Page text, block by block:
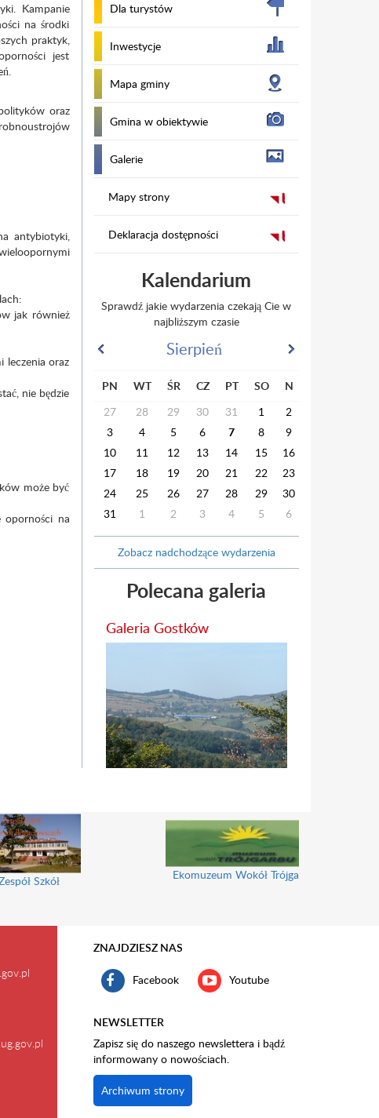
Kampanie
na środki
praktyk,
jest
oraz
antybiotyki,
jak również
oraz
nie będzie
może być
na
Dla turystów
Inwestycje
Mapa gminy
Gmina w obiektywie
Galerie
Mapy strony
Deklaracja dostępności
Kalendarium
Sprawdź jakie wydarzenia czekają Cie w
najbliższym czasie
Sierpień
PN WT ŚR CZ PT SO
N
27
28 29 30 31 1
2
3
4 5 6 7 8
9
10
11 12 13 14 15
16
17
18 19 20 21 22
23
24
25 26 27 28 29
30
31
1 2 3 4 5 6
Zobacz nadchodzące wydarzenia
Polecana galeria
Galeria Gostków
Szkół Ekomuzeum Wokół Trójgarbu
ZNAJDZIESZ NAS
Facebook Youtube
NEWSLETTER
Zapisz się do naszego newslettera i bądź
informowany o nowościach.
Archiwum strony